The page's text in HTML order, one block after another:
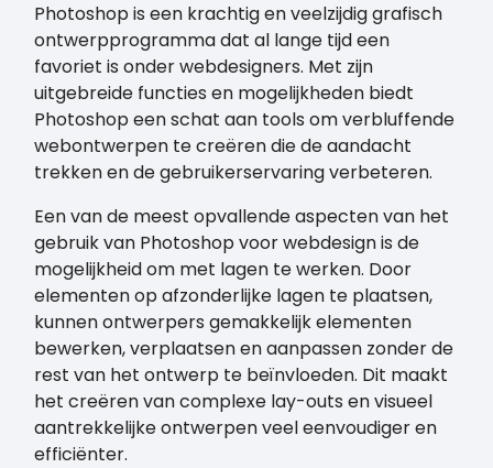
Photoshop is een krachtig en veelzijdig grafisch
ontwerpprogramma dat al lange tijd een
favoriet is onder webdesigners. Met zijn
uitgebreide functies en mogelijkheden biedt
Photoshop een schat aan tools om verbluffende
webontwerpen te creëren die de aandacht
trekken en de gebruikerservaring verbeteren.
Een van de meest opvallende aspecten van het
gebruik van Photoshop voor webdesign is de
mogelijkheid om met lagen te werken. Door
elementen op afzonderlijke lagen te plaatsen,
kunnen ontwerpers gemakkelijk elementen
bewerken, verplaatsen en aanpassen zonder de
rest van het ontwerp te beïnvloeden. Dit maakt
het creëren van complexe lay-outs en visueel
aantrekkelijke ontwerpen veel eenvoudiger en
efficiënter.